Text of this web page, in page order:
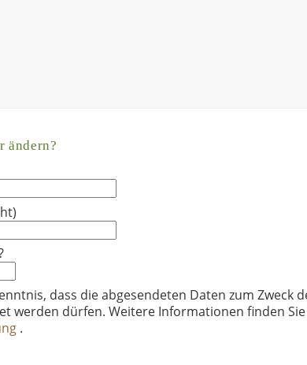
ändern?
dass die abgesendeten Daten zum Zweck
werden dürfen. Weitere Informationen finden
.